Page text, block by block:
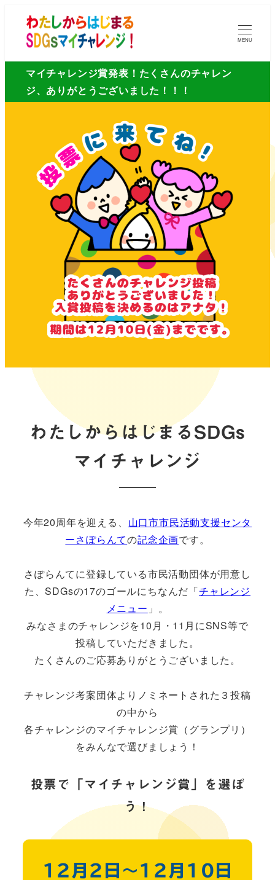
MENU
マイチャレンジ賞発表！たくさんのチャレン
ジ、ありがとうございました！！！
わたしからはじまるSDGs
マイチャレンジ
今年20周年を迎える、 山口市市民活動支援センタ
ーさぽらんての記念企画です。
さぽらんてに登録している市民活動団体が用意し
た、SDGsの17のゴールにちなんだ「チャレンジ
メニュー 」。
みなさまのチャレンジを10月・11月にSNS等で
投稿していただきました。
たくさんのご応募ありがとうございました。
チャレンジ考案団体よりノミネートされた３投稿
の中から
各チャレンジのマイチャレンジ賞（グランプリ）
をみんなで選びましょう！
投票で「マイチャレンジ賞」を選ぼ
う！
12月2日〜12月10日